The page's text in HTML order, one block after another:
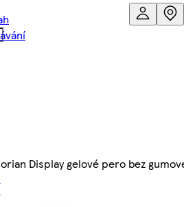
Display gelové pero bez